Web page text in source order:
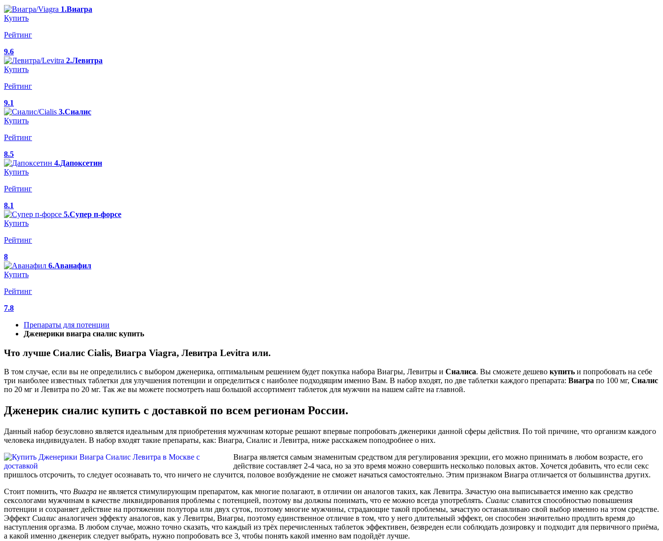
1.Виагра
Купить
Рейтинг
9.6
2.Левитра
Купить
Рейтинг
9.1
3.Сиалис
Купить
Рейтинг
8.5
4.Дапоксетин
Купить
Рейтинг
8.1
5.Супер п-форсе
Купить
Рейтинг
8
6.Аванафил
Купить
Рейтинг
7.8
Препараты для потенции
Дженерики виагра сиалис купить
Что лучше Сиалис Cialis, Виагра Viagra, Левитра Levitra или.
В том случае, если вы не определились с выбором дженерика, оптимальным решением будет покупка набора Виагры, Левитры и Сиалиса. Вы сможете дешево купить и попробовать на себе
три наиболее известных таблетки для улучшения потенции и определиться с наиболее подходящим именно Вам. В набор входят, по две таблетки каждого препарата: Виагра по 100 мг, Сиалис
по 20 мг и Левитра по 20 мг. Так же вы можете посмотреть наш большой ассортимент таблеток для мужчин на нашем сайте на главной.
Дженерик сиалис купить с доставкой по всем регионам России.
Данный набор безусловно является идеальным для приобретения мужчинам которые решают впервые попробовать дженерики данной сферы действия. По той причине, что организм каждого
человека индивидуален. В набор входят такие препараты, как: Виагра, Сиалис и Левитра, ниже расскажем поподробнее о них.
Виагра является самым знаменитым средством для регулирования эрекции, его можно принимать в любом возрасте, его
действие составляет 2-4 часа, но за это время можно совершить несколько половых актов. Хочется добавить, что если секс
пришлось отсрочить, то следует осознавать то, что ничего не случится, половое возбуждение не сможет начаться самостоятельно. Этим признаком Виагра отличается от большинства других.
Стоит помнить, что Виагра не является стимулирующим препаратом, как многие полагают, в отличии он аналогов таких, как Левитра. Зачастую она выписывается именно как средство
сексологами мужчинам в качестве ликвидирования проблемы с потенцией, поэтому вы должны понимать, что ее можно всегда употреблять. Сиалис славится способностью повышения
потенции и сохраняет действие на протяжении полутора или двух суток, поэтому многие мужчины, страдающие такой проблемы, зачастую останавливаю свой выбор именно на этом средстве.
Эффект Сиалис аналогичен эффекту аналогов, как у Левитры, Виагры, поэтому единственное отличие в том, что у него длительный эффект, он способен значительно продлить время до
наступления оргазма. В любом случае, можно точно сказать, что каждый из трёх перечисленных таблеток эффективен, безвреден если соблюдать дозировку и подходит для первичного приёма,
а какой именно дженерик следует выбрать, нужно попробовать все 3, чтобы понять какой именно вам подойдёт лучше.